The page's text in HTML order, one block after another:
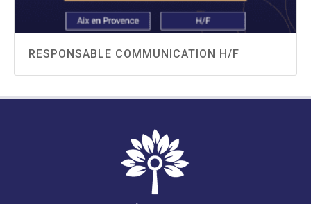
RESPONSABLE COMMUNICATION H/F